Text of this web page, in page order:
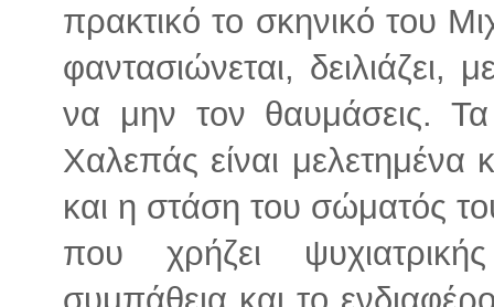
πρακτικό το σκηνικό του
φαντασιώνεται, δειλιάζει,
να μην τον θαυμάσεις.
Χαλεπάς είναι
και η στάση του σώματός
που χρήζει
συμπάθεια και το